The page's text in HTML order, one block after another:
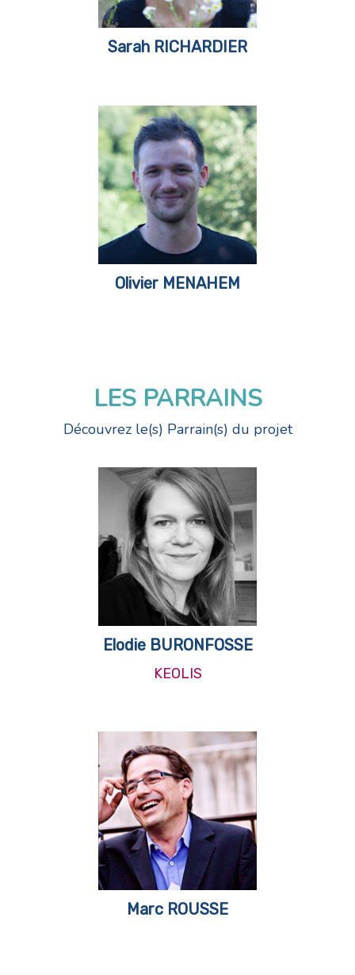
Sarah RICHARDIER
Olivier MENAHEM
LES PARRAINS
Découvrez le(s) Parrain(s) du projet
Elodie BURONFOSSE
KEOLIS
Marc ROUSSE